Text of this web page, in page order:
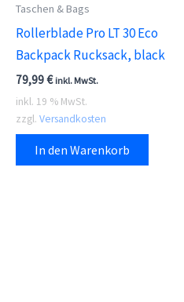
Taschen & Bags
Rollerblade Pro LT 30 Eco
Backpack Rucksack, black
79,99€ inkl. MwSt.
inkl. 19 % MwSt.
zzgl. Versandkosten
In den Warenkorb